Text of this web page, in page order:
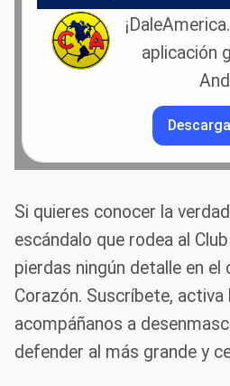
aplicación
Si quieres conocer la
escándalo que rodea al
pierdas ningún detalle en el
Corazón. Suscríbete,
acompáñanos a
defender al más grande y